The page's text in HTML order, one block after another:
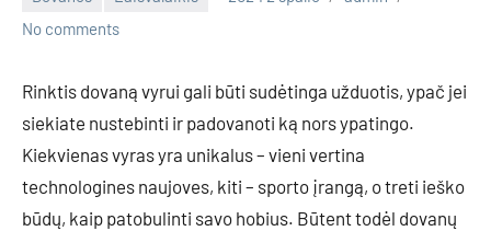
No comments
Rinktis dovaną vyrui gali būti sudėtinga užduotis, ypač jei
siekiate nustebinti ir padovanoti ką nors ypatingo.
Kiekvienas vyras yra unikalus – vieni vertina
technologines naujoves, kiti – sporto įrangą, o treti ieško
būdų, kaip patobulinti savo hobius. Būtent todėl dovanų